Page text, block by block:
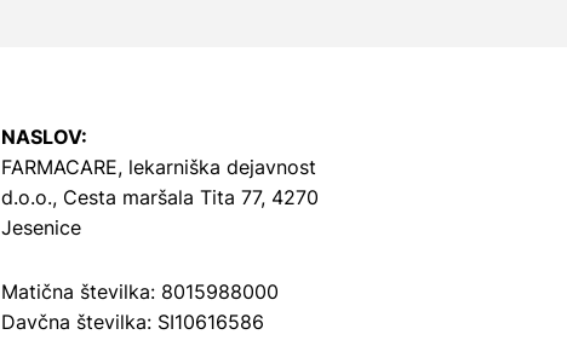
NASLOV:
FARMACARE, lekarniška dejavnost
d.o.o., Cesta maršala Tita 77, 4270
Jesenice
Matična številka: 8015988000
Davčna številka: SI10616586